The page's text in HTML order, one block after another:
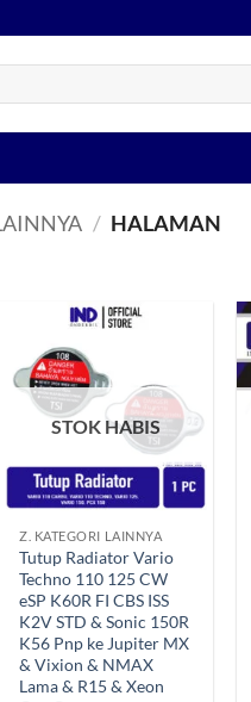
/ HALAMAN
ke Wishlist
+
STOK HABIS
Z. KATEGORI LAINNYA
Tutup Radiator Vario
Techno 110 125 CW
eSP K60R FI CBS ISS
K2V STD & Sonic 150R
K56 Pnp ke Jupiter MX
& Vixion & NMAX
Lama & R15 & Xeon